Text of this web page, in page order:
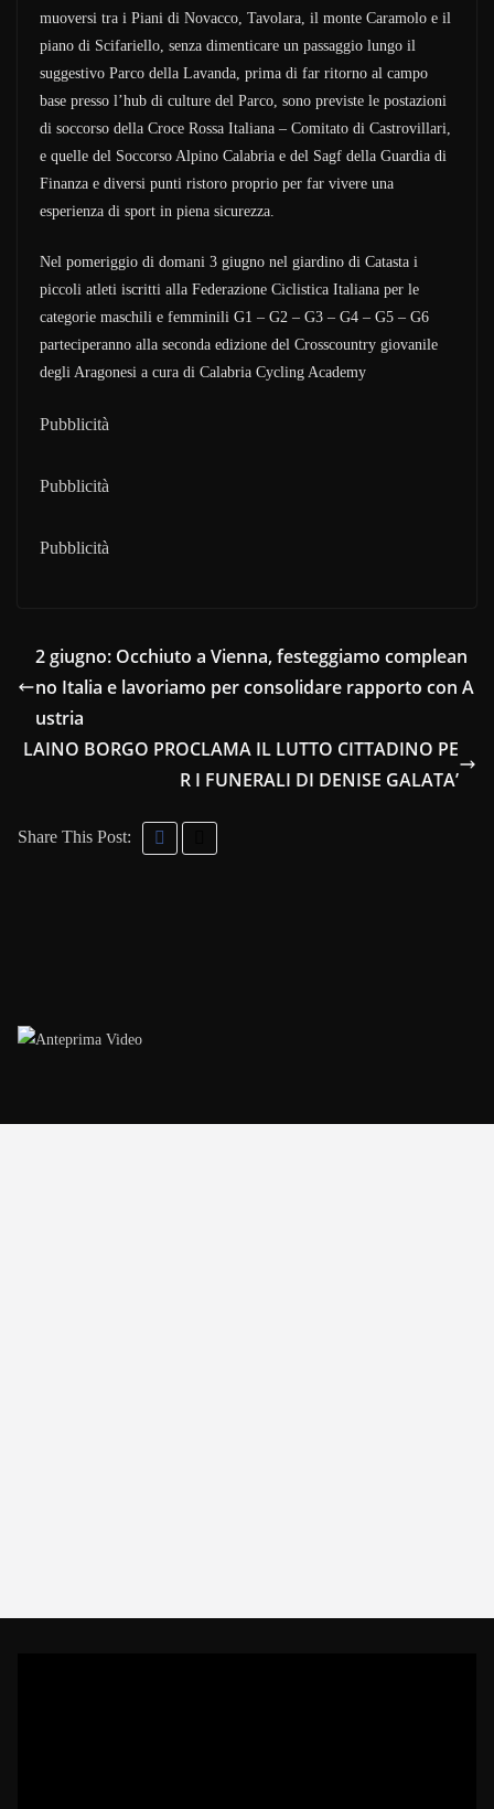
muoversi tra i Piani di Novacco, Tavolara, il monte Caramolo e il
piano di Scifariello, senza dimenticare un passaggio lungo il
suggestivo Parco della Lavanda, prima di far ritorno al campo
base presso l’hub di culture del Parco, sono previste le postazioni
di soccorso della Croce Rossa Italiana – Comitato di Castrovillari,
e quelle del Soccorso Alpino Calabria e del Sagf della Guardia di
Finanza e diversi punti ristoro proprio per far vivere una
esperienza di sport in piena sicurezza.
Nel pomeriggio di domani 3 giugno nel giardino di Catasta i
piccoli atleti iscritti alla Federazione Ciclistica Italiana per le
categorie maschili e femminili G1 – G2 – G3 – G4 – G5 – G6
parteciperanno alla seconda edizione del Crosscountry giovanile
degli Aragonesi a cura di Calabria Cycling Academy
Pubblicità
Pubblicità
Pubblicità
2 giugno: Occhiuto a Vienna, festeggiamo complean
no Italia e lavoriamo per consolidare rapporto con A
ustria
LAINO BORGO PROCLAMA IL LUTTO CITTADINO PE
R I FUNERALI DI DENISE GALATA’
Share This Post: